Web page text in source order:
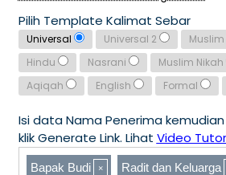
Pilih Template Kalimat Sebar
Universal Universal 2 Muslim
Hindu
Nasrani Muslim Nikah
Aqiqah
English Formal
Isi data Nama Penerima kemudian
klik Generate Link. Lihat Video
Bapak Budi Radit dan Keluarga